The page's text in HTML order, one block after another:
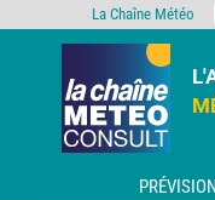
La Chaîne Météo